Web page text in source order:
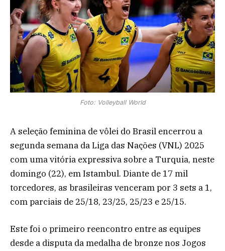
Foto: Volleyball World
A seleção feminina de vôlei do Brasil encerrou a
segunda semana da Liga das Nações (VNL) 2025
com uma vitória expressiva sobre a Turquia, neste
domingo (22), em Istambul. Diante de 17 mil
torcedores, as brasileiras venceram por 3 sets a 1,
com parciais de 25/18, 23/25, 25/23 e 25/15.
Este foi o primeiro reencontro entre as equipes
desde a disputa da medalha de bronze nos Jogos